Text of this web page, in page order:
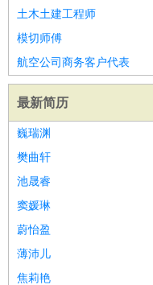
土木土建工程师
模切师傅
航空公司商务客户代表
最新简历
巍瑞渊
樊曲轩
池晟睿
窦媛琳
蔚怡盈
薄沛儿
焦莉艳